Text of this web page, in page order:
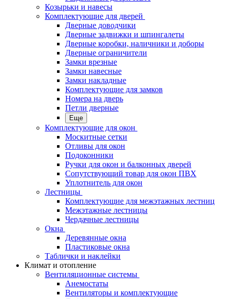
Козырьки и навесы
Комплектующие для дверей
Дверные доводчики
Дверные задвижки и шпингалеты
Дверные коробки, наличники и доборы
Дверные ограничители
Замки врезные
Замки навесные
Замки накладные
Комплектующие для замков
Номера на дверь
Петли дверные
Еще
Комплектующие для окон
Москитные сетки
Отливы для окон
Подоконники
Ручки для окон и балконных дверей
Сопутствующий товар для окон ПВХ
Уплотнитель для окон
Лестницы
Комплектующие для межэтажных лестниц
Межэтажные лестницы
Чердачные лестницы
Окна
Деревянные окна
Пластиковые окна
Таблички и наклейки
Климат и отопление
Вентиляционные системы
Анемостаты
Вентиляторы и комплектующие